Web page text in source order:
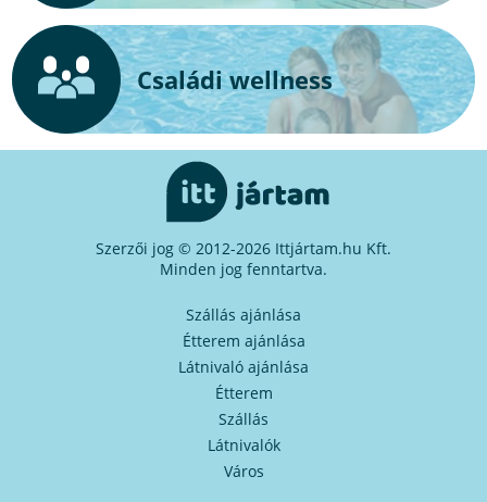
Családi wellness
Szerzői jog © 2012-2026 Ittjártam.hu Kft.
Minden jog fenntartva.
Szállás ajánlása
Étterem ajánlása
Látnivaló ajánlása
Étterem
Szállás
Látnivalók
Város